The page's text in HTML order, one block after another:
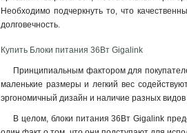
Необходимо подчеркнуть то, что
долговечность.
Купить Блоки питания 36Вт Gigalink
Принципиальным фактором для
маленькие размеры и легкий вес
эргономичный дизайн и наличие разных
В целом, блоки питания 36Вт Gigalink